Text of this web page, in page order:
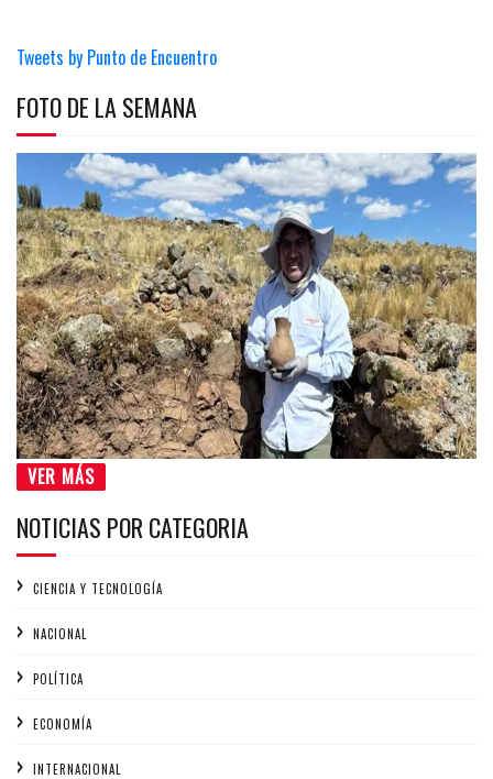
Tweets by Punto de Encuentro
FOTO DE LA SEMANA
VER MÁS
NOTICIAS POR CATEGORIA
CIENCIA Y TECNOLOGÍA
NACIONAL
POLÍTICA
ECONOMÍA
INTERNACIONAL